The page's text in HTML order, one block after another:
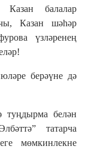
балалар
Казан шәһәр
үзләренең
берәүне дә
туңдырма белән
татарча
мөмкинлекне